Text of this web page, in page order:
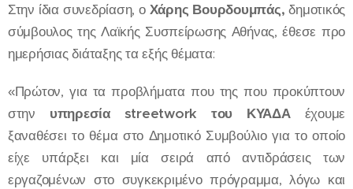
Στην ίδια συνεδρίαση, ο Χάρης Βουρδουμπάς, δημοτικός
σύμβουλος της Λαϊκής Συσπείρωσης Αθήνας, έθεσε προ
ημερήσιας διάταξης τα εξής θέματα:
«Πρώτον, για τα προβλήματα που της που προκύπτουν
στην υπηρεσία streetwork του ΚΥΑΔΑέχουμε
ξαναθέσει το θέμα στο Δημοτικό Συμβούλιο για το οποίο
είχε υπάρξει και μία σειρά από αντιδράσεις των
εργαζομένων στο συγκεκριμένο πρόγραμμα, λόγω και